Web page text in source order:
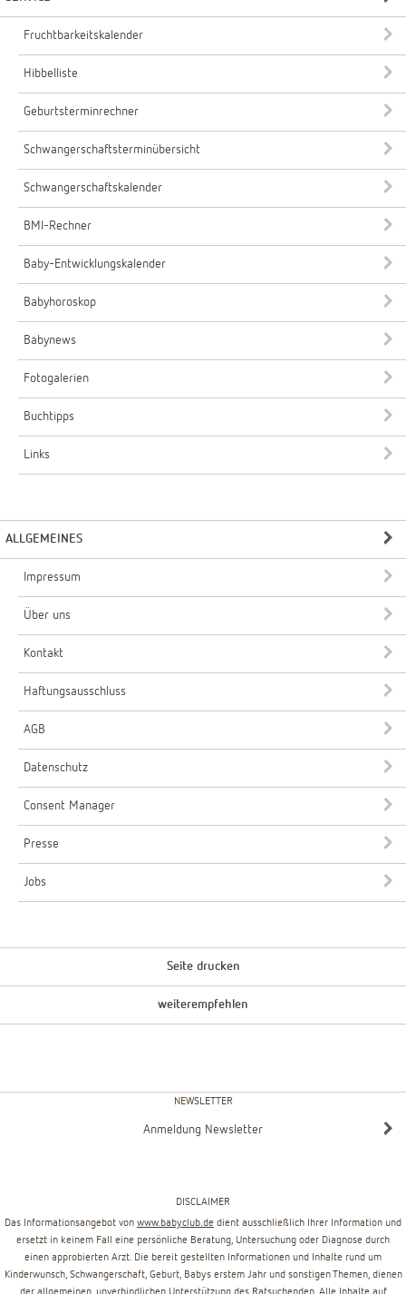
Fruchtbarkeitskalender
Hibbelliste
Geburtsterminrechner
Schwangerschaftsterminübersicht
Schwangerschaftskalender
BMI-Rechner
Baby-Entwicklungskalender
Babyhoroskop
Babynews
Fotogalerien
Buchtipps
Links
ALLGEMEINES
Impressum
Über uns
Kontakt
Haftungsausschluss
AGB
Datenschutz
Consent Manager
Presse
Jobs
Seite drucken
weiterempfehlen
NEWSLETTER
Anmeldung Newsletter
DISCLAIMER
Das Informationsangebot von www.babyclub.de dient ausschließlich Ihrer Information und
ersetzt in keinem Fall eine persönliche Beratung, Untersuchung oder Diagnose durch
einen approbierten Arzt. Die bereit gestellten Informationen und Inhalte rund um
Kinderwunsch, Schwangerschaft, Geburt, Babys erstem Jahr und sonstigen Themen, dienen